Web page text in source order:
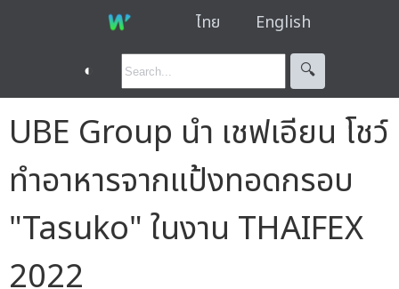
ไทย English
◐ 🔍︎
UBE Group นำ เชฟเอียน โชว์
ทำอาหารจากแป้งทอดกรอบ
"Tasuko" ในงาน THAIFEX
2022